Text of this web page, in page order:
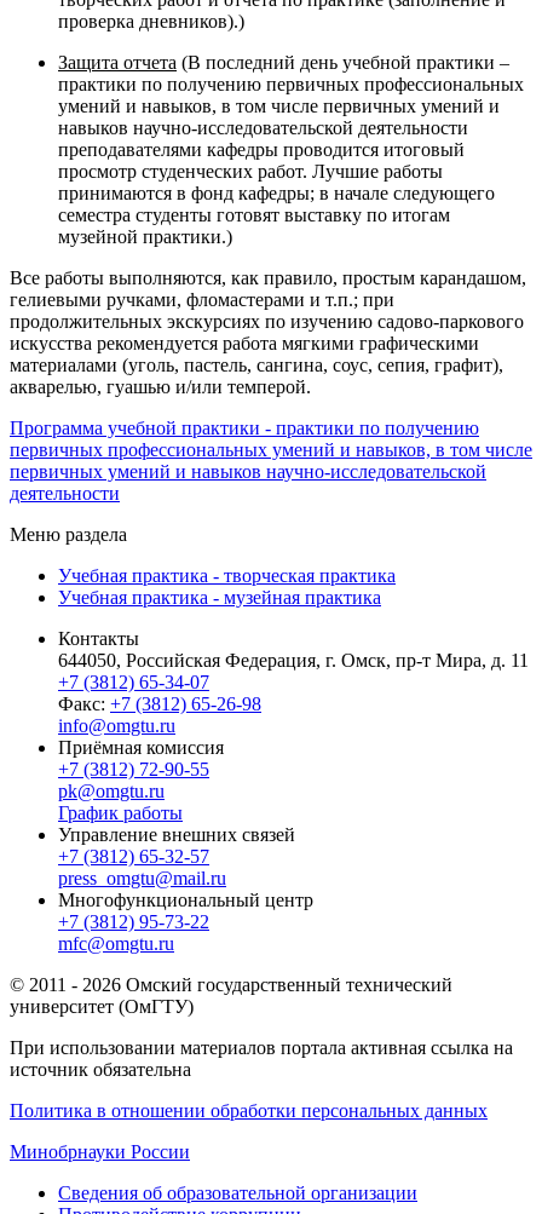
проверка дневников).)
Защита отчета (В последний день учебной практики –
практики по получению первичных профессиональных
умений и навыков, в том числе первичных умений и
навыков научно-исследовательской деятельности
преподавателями кафедры проводится итоговый
просмотр студенческих работ. Лучшие работы
принимаются в фонд кафедры; в начале следующего
семестра студенты готовят выставку по итогам
музейной практики.)
Все работы выполняются, как правило, простым карандашом,
гелиевыми ручками, фломастерами и т.п.; при
продолжительных экскурсиях по изучению садово-паркового
искусства рекомендуется работа мягкими графическими
материалами (уголь, пастель, сангина, соус, сепия, графит),
акварелью, гуашью и/или темперой.
Программа учебной практики - практики по получению
первичных профессиональных умений и навыков, в том числе
первичных умений и навыков научно-исследовательской
деятельности
Меню раздела
Учебная практика - творческая практика
Учебная практика - музейная практика
Контакты
644050, Российская Федерация, г. Омск, пр-т Мира, д. 11
+7 (3812) 65-34-07
Факс: +7 (3812) 65-26-98
info@omgtu.ru
Приёмная комиссия
+7 (3812) 72-90-55
pk@omgtu.ru
График работы
Управление внешних связей
+7 (3812) 65-32-57
press_omgtu@mail.ru
Многофункциональный центр
+7 (3812) 95-73-22
mfc@omgtu.ru
© 2011 - 2026 Омский государственный технический
университет (ОмГТУ)
При использовании материалов портала активная ссылка на
источник обязательна
Политика в отношении обработки персональных данных
Минобрнауки России
Сведения об образовательной организации